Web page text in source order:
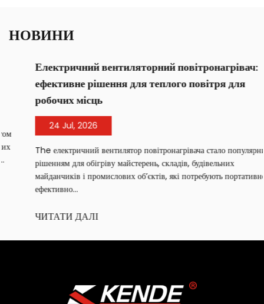
НОВИНИ
Електричний вентиляторний повітронагрівач:
ефективне рішення для теплого повітря для
робочих місць
24 Jul, 2026
The електричний вентилятор повітронагрівача стало популярним
рішенням для обігріву майстерень, складів, будівельних
майданчиків і промислових об’єктів, які потребують портативного,
ефективно...
ЧИТАТИ ДАЛІ